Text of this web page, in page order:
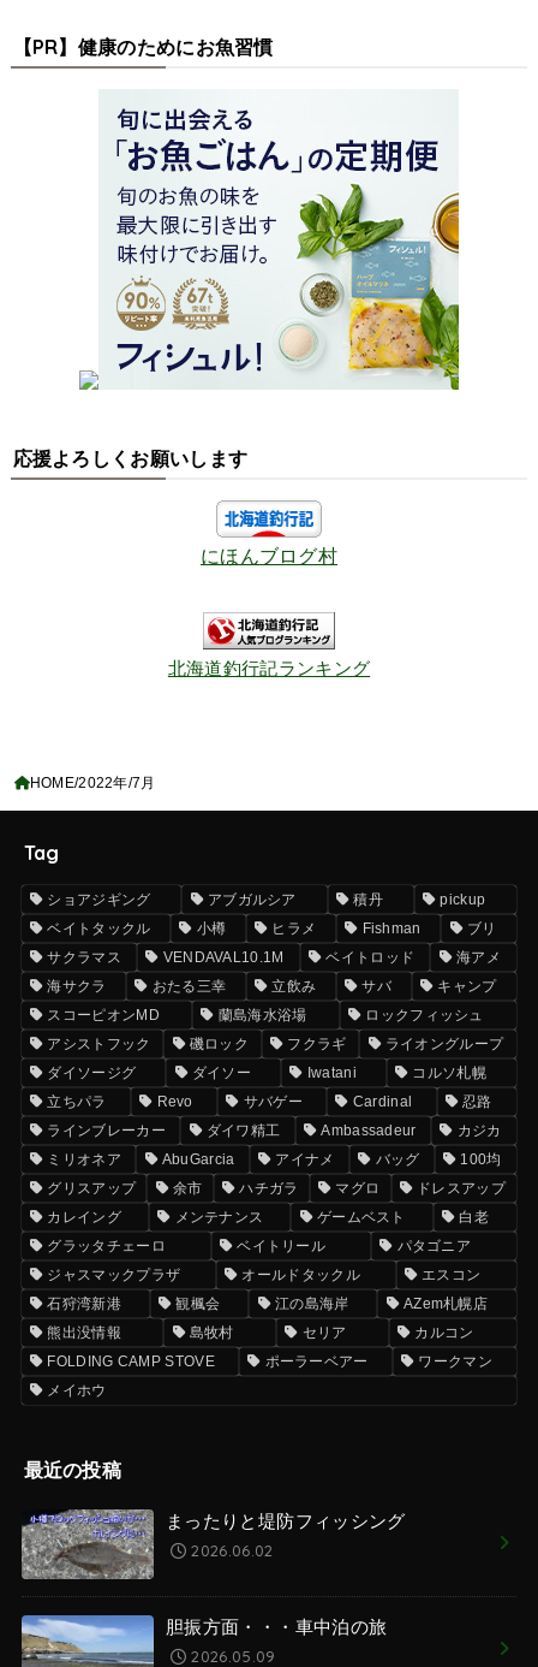
【PR】健康のためにお魚習慣
応援よろしくお願いします
にほんブログ村
北海道釣行記ランキング
HOME 2022年 7月
Tag
ショアジギング アブガルシア 積丹
pickup
ベイトタックル
小樽 ヒラメ Fishman
ブリ
サクラマス
VENDAVAL10.1M ベイトロッド
海アメ
海サクラ
おたる三幸 立飲み サバ
キャンプ
スコーピオンMD
蘭島海水浴場
ロックフィッシュ
アシストフック
磯ロック フクラギ
ライオングループ
ダイソージグ
ダイソー Iwatani
コルソ札幌
立ちパラ
Revo サバゲー Cardinal
忍路
ラインブレーカー
ダイワ精工 Ambassadeur
カジカ
ミリオネア
AbuGarcia アイナメ バッグ
100均
グリスアップ
余市 ハチガラ マグロ
ドレスアップ
カレイング
メンテナンス ゲームベスト
白老
グラッタチェーロ
ベイトリール
パタゴニア
ジャスマックプラザ
オールドタックル
エスコン
石狩湾新港
観楓会 江の島海岸
AZem札幌店
熊出没情報
島牧村 セリア
カルコン
FOLDING CAMP STOVE
ポーラーベアー
ワークマン
メイホウ
最近の投稿
まったりと堤防フィッシング
2026.06.02
胆振方面・・・車中泊の旅
2026.05.09